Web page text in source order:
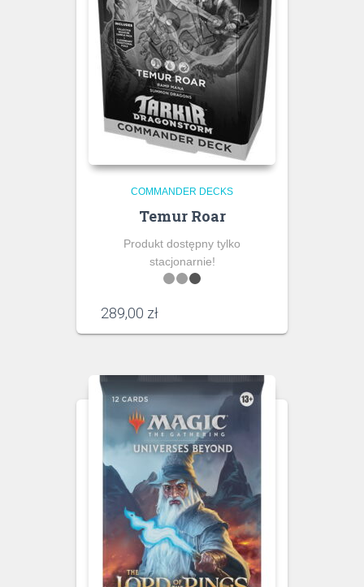
COMMANDER DECKS
Temur Roar
Produkt dostępny tylko
stacjonarnie!
289,00 zł